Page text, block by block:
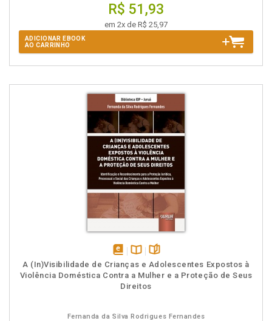
R$ 51,93
em 2x de R$ 25,97
ADICIONAR EBOOK
AO CARRINHO
disponível
em
eBook
Disponível
na
B.V.
páginas
A (In)Visibilidade de Crianças e Adolescentes Expostos à
Violência Doméstica Contra a Mulher e a Proteção de Seus
Direitos
Fernanda da Silva Rodrigues Fernandes